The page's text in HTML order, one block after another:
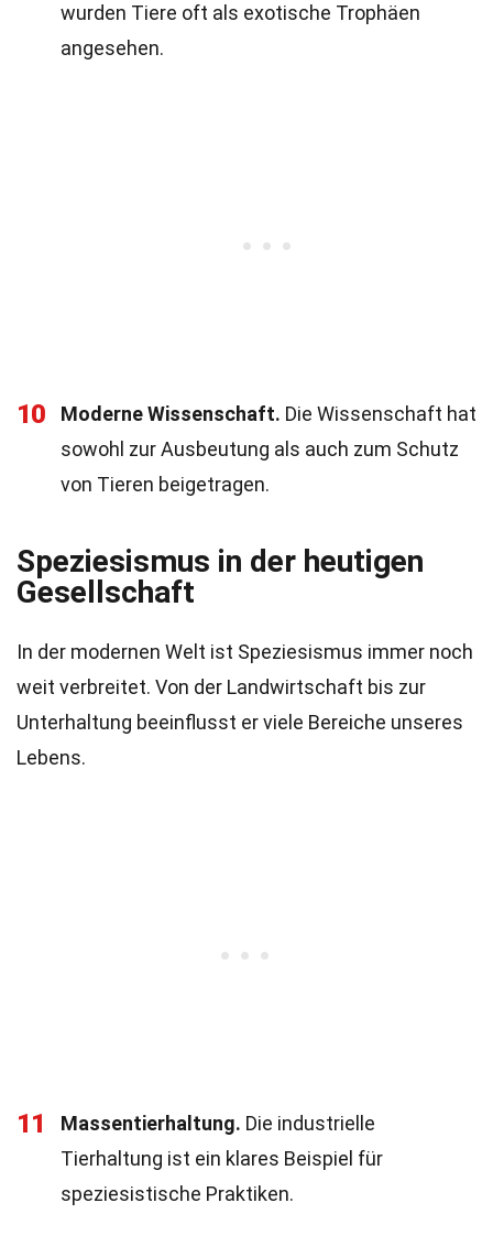
wurden Tiere oft als exotische Trophäen
angesehen.
10 Moderne Wissenschaft. Die Wissenschaft hat
sowohl zur Ausbeutung als auch zum Schutz
von Tieren beigetragen.
Speziesismus in der heutigen
Gesellschaft
In der modernen Welt ist Speziesismus immer noch
weit verbreitet. Von der Landwirtschaft bis zur
Unterhaltung beeinflusst er viele Bereiche unseres
Lebens.
11 Massentierhaltung. Die industrielle
Tierhaltung ist ein klares Beispiel für
speziesistische Praktiken.